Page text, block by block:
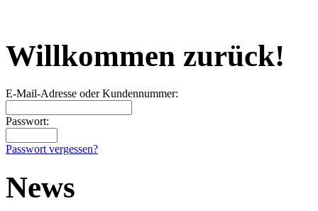
Willkommen zurück!
E-Mail-Adresse oder Kundennummer:
Passwort:
Passwort vergessen?
News